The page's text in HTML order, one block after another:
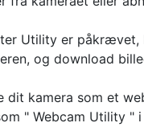
Utility er påkrævet,
og download
dit kamera som et
" Webcam Utility " i